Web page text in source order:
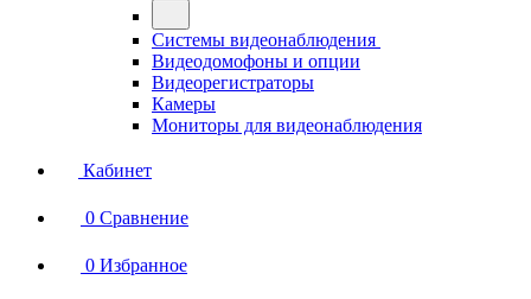
Системы видеонаблюдения
Видеодомофоны и опции
Видеорегистраторы
Камеры
Мониторы для видеонаблюдения
Кабинет
0 Сравнение
0 Избранное